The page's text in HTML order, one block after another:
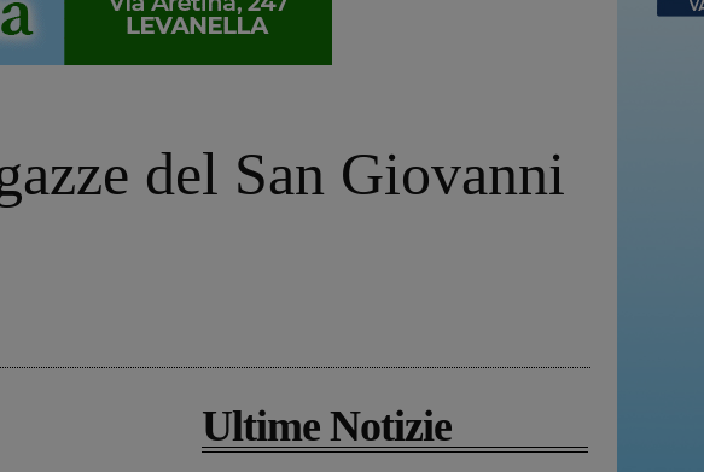
del San Giovanni
Ultime Notizie